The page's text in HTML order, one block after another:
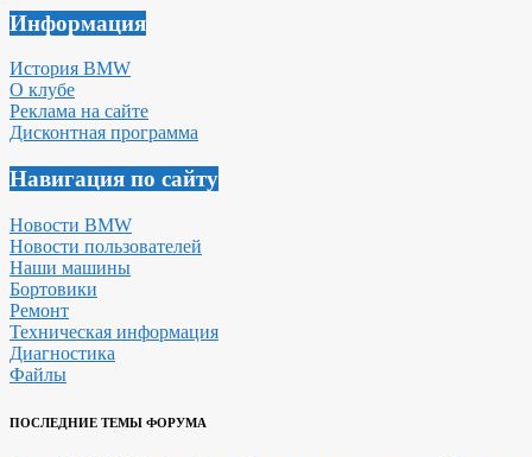
Информация
История BMW
О клубе
Реклама на сайте
Дисконтная программа
Навигация по сайту
Новости BMW
Новости пользователей
Наши машины
Бортовики
Ремонт
Техническая информация
Диагностика
Файлы
ПОСЛЕДНИЕ ТЕМЫ ФОРУМА